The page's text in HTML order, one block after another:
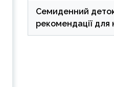
Семиденний
рекомендації для